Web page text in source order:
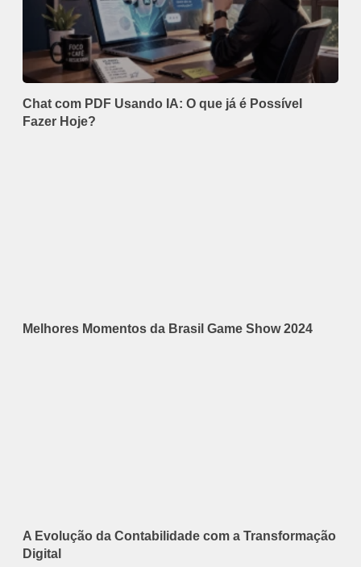
Chat com PDF Usando IA: O que já é Possível
Fazer Hoje?
Melhores Momentos da Brasil Game Show 2024
A Evolução da Contabilidade com a Transformação
Digital